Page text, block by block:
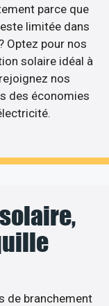
parce que
limitée dans
Optez pour nos
solaire idéal à
nos
des économies
de branchement